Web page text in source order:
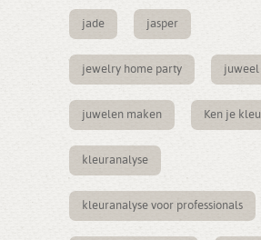
jade jasper
jewelry home party juweel
juwelen maken Ken je
kleuranalyse
kleuranalyse voor professionals